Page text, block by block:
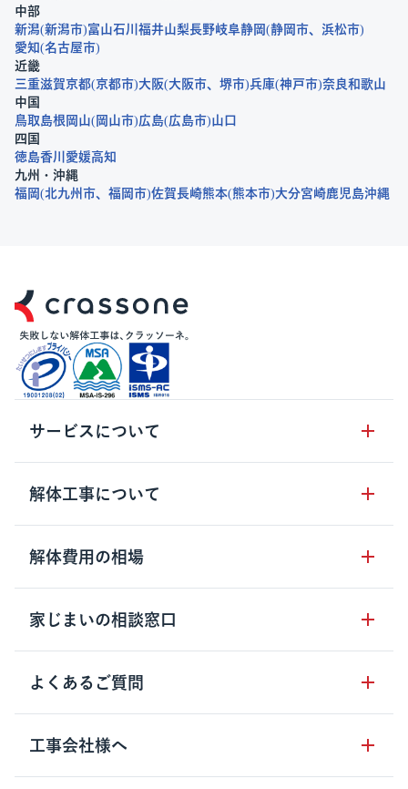
中部
新潟 新潟市 富山石川 福井山梨長野岐阜静岡 静岡市
浜松市
愛知 名古屋市
近畿
三重滋賀京都 京都市 大阪 大阪市 堺市 兵庫 神戸市 奈良和歌山
中国
鳥取 島根 岡山 岡山市 広島 広島市 山口
四国
徳島香川 愛媛高知
九州・沖縄
福岡 北九州市 福岡市 佐賀長崎熊本 熊本市 大分宮崎鹿児島沖縄
サービスについて
サービスの流れ
サービスのメリット
クラッソーネの自治体連携
お客さまの声
空き家の処分を検討のお客様へ
解体工事について
解体工事の基礎知識
解体工事に関わる法律
用語集
解体費用の相場
木造住宅の相場
鉄骨造住宅の相場
RC造住宅の相場
家じまいの相談窓口
家じまいの相談窓口
よくあるご質問
クラッソーネの利用方法
工事の進め方
工事会社様へ